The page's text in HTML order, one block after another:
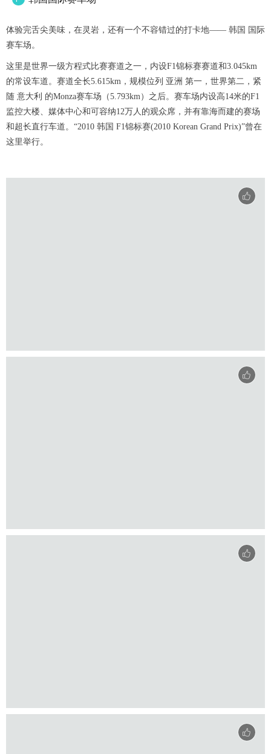
体验完舌尖美味，在灵岩，还有一个不容错过的打卡地—— 韩国 国际
赛车场。
这里是世界一级方程式比赛赛道之一，内设F1锦标赛赛道和3.045km
的常设车道。赛道全长5.615km，规模位列 亚洲 第一，世界第二，紧
随 意大利 的Monza赛车场（5.793km）之后。赛车场内设高14米的F1
监控大楼、媒体中心和可容纳12万人的观众席，并有靠海而建的赛场
和超长直行车道。“2010 韩国 F1锦标赛(2010 Korean Grand Prix)”曾在
这里举行。